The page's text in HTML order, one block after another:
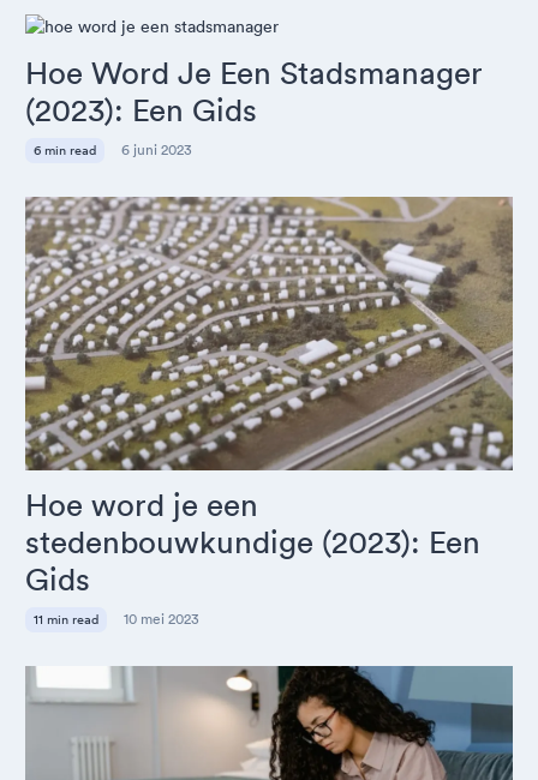
Hoe Word Je Een Stadsmanager
(2023): Een Gids
6 min read 6 juni 2023
Hoe word je een
stedenbouwkundige (2023): Een
Gids
11 min read 10 mei 2023